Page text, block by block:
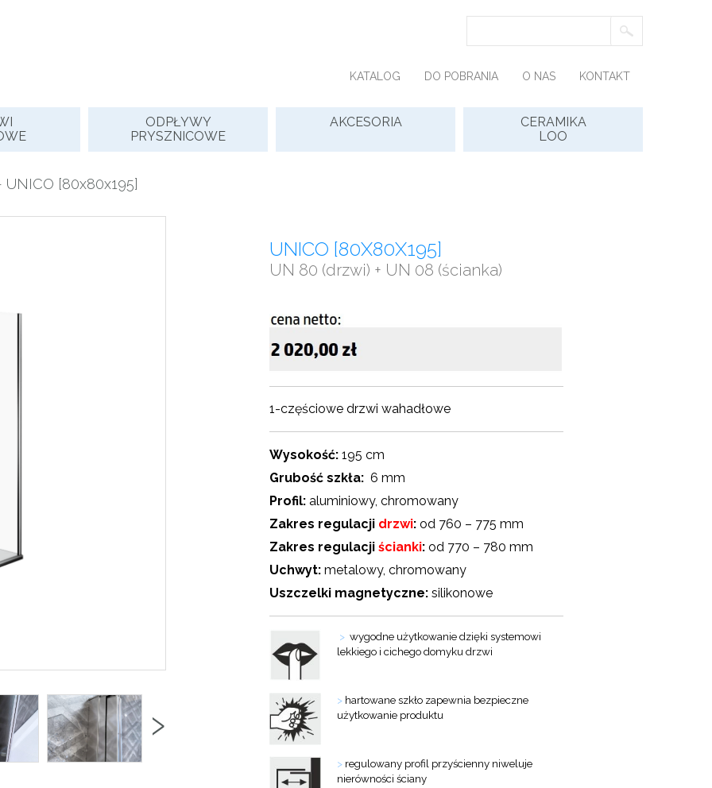
KATALOG DO POBRANIA O NAS KONTAKT
ODPŁYWY
PRYSZNICOWE
AKCESORIA
CERAMIKA
LOO
[80x80x195]
›
UNICO [80X80X195]
UN 80 (drzwi) + UN 08 (ścianka)
1-częściowe drzwi wahadłowe
Wysokość: 195 cm
Grubość szkła: 6 mm
Profil: aluminiowy, chromowany
Zakres regulacji drzwi: od 760 – 775 mm
Zakres regulacji ścianki: od 770 – 780 mm
Uchwyt: metalowy, chromowany
Uszczelki magnetyczne: silikonowe
> wygodne użytkowanie dzięki systemowi
lekkiego i cichego domyku drzwi
> hartowane szkło zapewnia bezpieczne
użytkowanie produktu
> regulowany profil przyścienny niweluje
nierówności ściany